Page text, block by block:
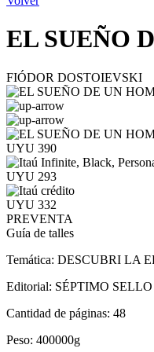
EL SUEÑO
FIÓDOR DOSTOIEVSKI
UYU 390
UYU 293
UYU 332
PREVENTA
Guía de talles
Temática: DESCUBRI LA
Editorial: SÉPTIMO SELLO
Cantidad de páginas: 48
Peso: 400000g